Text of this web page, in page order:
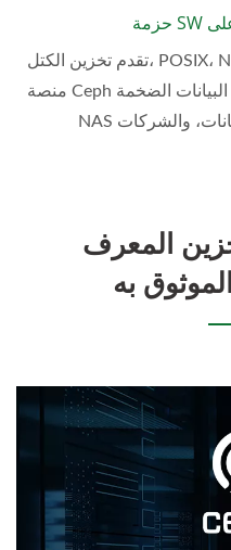
تقدم تخزين الكتل، POSIX، NFS، SMB، وتخزين كائنات S3 في
منصة Ceph واحدة للذكاء الاصطناعي، البيانات الضخمة، HPC،
المعرف